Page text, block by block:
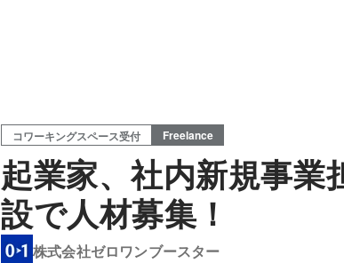
コワーキングスペース受付 Freelance
起業家、社内新規事
設で人材募集！
株式会社ゼロワンブースター